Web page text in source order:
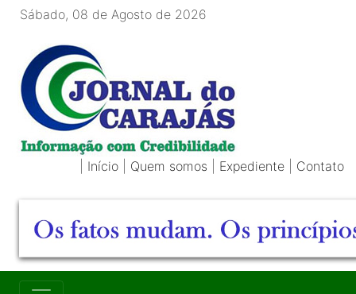
Sábado, 08 de Agosto de 2026
Início Quem somos Expediente Contato